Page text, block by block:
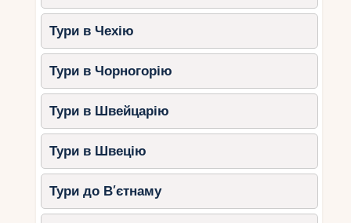
Тури в Чехію
Тури в Чорногорію
Тури в Швейцарію
Тури в Швецію
Тури до В’єтнаму